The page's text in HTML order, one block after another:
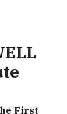
First